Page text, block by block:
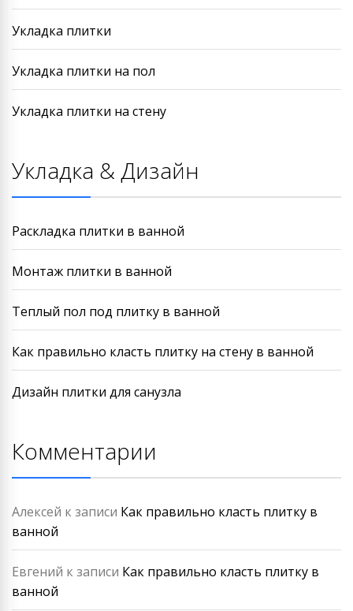
Укладка плитки
Укладка плитки на пол
Укладка плитки на стену
Укладка & Дизайн
Раскладка плитки в ванной
Монтаж плитки в ванной
Теплый пол под плитку в ванной
Как правильно класть плитку на стену в ванной
Дизайн плитки для санузла
Комментарии
Алексей к записи Как правильно класть плитку в
ванной
Евгений к записи Как правильно класть плитку в
ванной